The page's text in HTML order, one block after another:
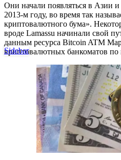
Они начали появляться в Азии
2013-м году, во время так
криптовалютного бума».
вроде Lamassu начинали свой
данным ресурса Bitcoin ATM
криптовалютных банкоматов по
Sidebar